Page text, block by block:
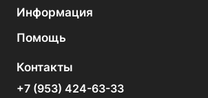
Информация
Помощь
Контакты
+7 (953) 424-63-33